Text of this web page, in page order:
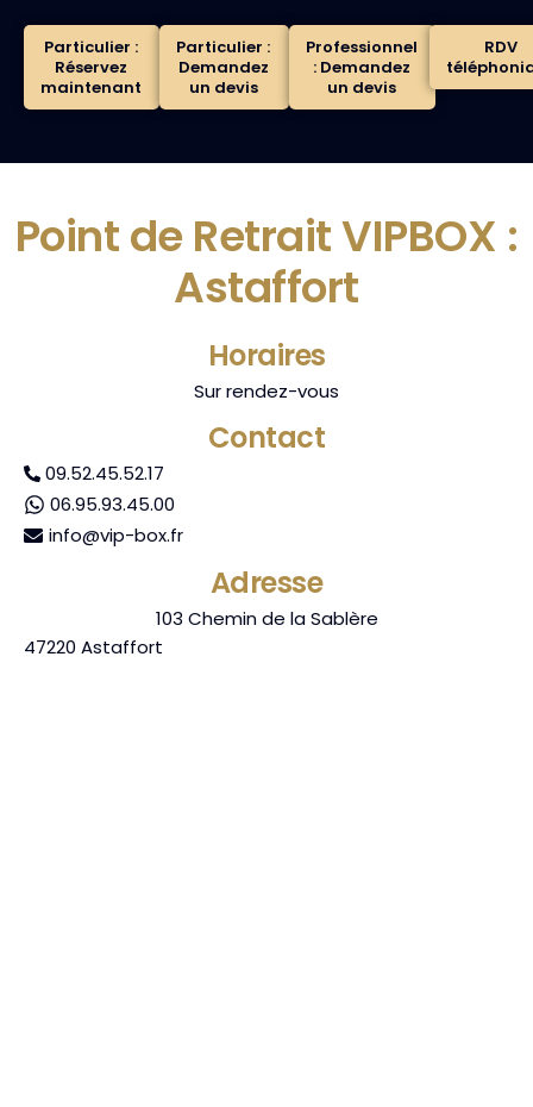
Particulier :
Réservez
maintenant
Particulier :
Demandez
un devis
Professionnel
: Demandez
un devis
RDV
Point de Retrait VIPBOX :
Astaffort
Adresse
103 Chemin de la Sablère
47220 Astaffort
Contact
09.52.45.52.17
06.95.93.45.00
info@vip-box.fr
Horaires
Sur rendez-vous